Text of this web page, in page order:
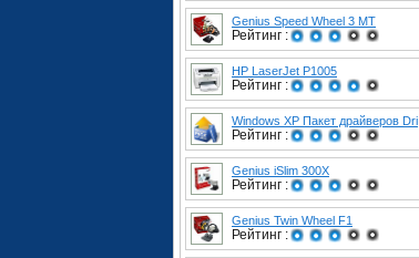
Genius Speed Wheel 3 MT
Рейтинг :
HP LaserJet P1005
Рейтинг :
Windows XP Пакет драйверов Dri
Рейтинг :
Genius iSlim 300X
Рейтинг :
Genius Twin Wheel F1
Рейтинг :